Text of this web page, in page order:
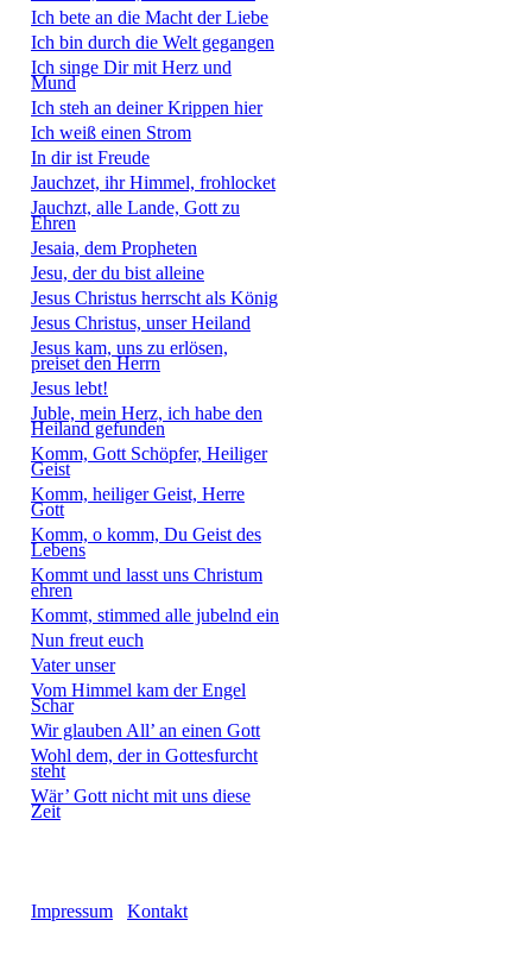
Ich bete an die Macht der Liebe
Ich bin durch die Welt gegangen
Ich singe Dir mit Herz und
Mund
Ich steh an deiner Krippen hier
Ich weiß einen Strom
In dir ist Freude
Jauchzet, ihr Himmel, frohlocket
Jauchzt, alle Lande, Gott zu
Ehren
Jesaia, dem Propheten
Jesu, der du bist alleine
Jesus Christus herrscht als König
Jesus Christus, unser Heiland
Jesus kam, uns zu erlösen,
preiset den Herrn
Jesus lebt!
Juble, mein Herz, ich habe den
Heiland gefunden
Komm, Gott Schöpfer, Heiliger
Geist
Komm, heiliger Geist, Herre
Gott
Komm, o komm, Du Geist des
Lebens
Kommt und lasst uns Christum
ehren
Kommt, stimmed alle jubelnd ein
Nun freut euch
Vater unser
Vom Himmel kam der Engel
Schar
Wir glauben All’ an einen Gott
Wohl dem, der in Gottesfurcht
steht
Wär’ Gott nicht mit uns diese
Zeit
Impressum Kontakt